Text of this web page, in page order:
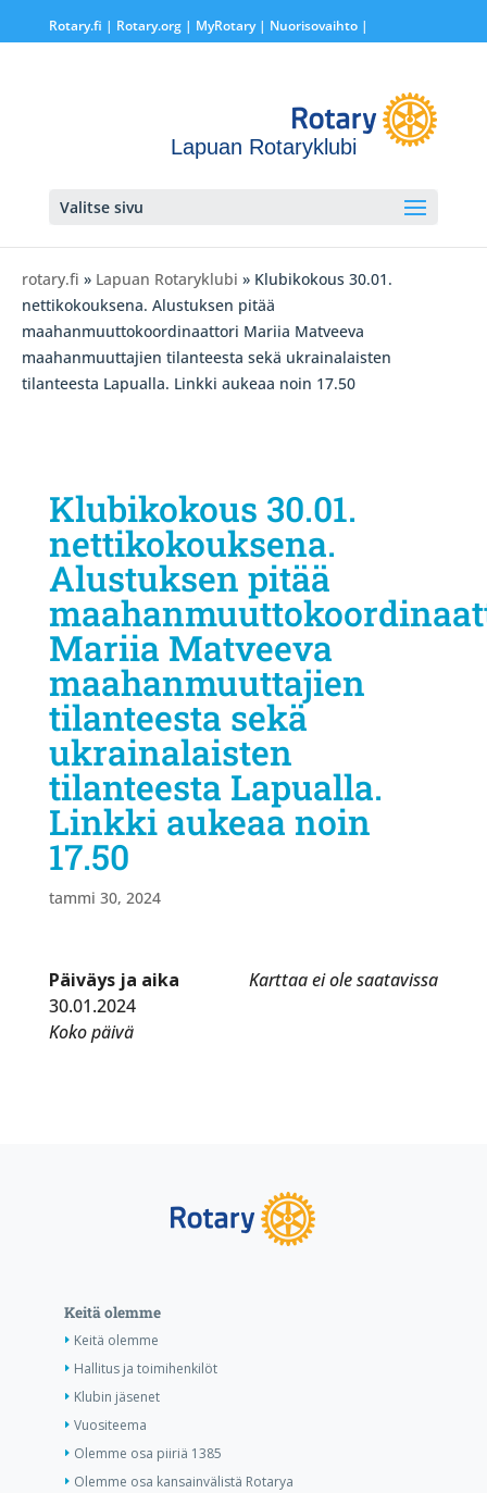
Rotary.fi | Rotary.org| MyRotary | Nuorisovaihto|
Lapuan Rotaryklubi
Valitse sivu
rotary.fi » Lapuan Rotaryklubi » Klubikokous 30.01.
nettikokouksena. Alustuksen pitää
maahanmuuttokoordinaattori Mariia Matveeva
maahanmuuttajien tilanteesta sekä ukrainalaisten
tilanteesta Lapualla. Linkki aukeaa noin 17.50
Klubikokous 30.01.
nettikokouksena.
Alustuksen pitää
Mariia Matveeva
maahanmuuttajien
tilanteesta sekä
ukrainalaisten
tilanteesta Lapualla.
Linkki aukeaa noin
17.50
tammi 30, 2024
Karttaa ei ole saatavissa
Päiväys ja aika
30.01.2024
Koko päivä
Keitä olemme
Keitä olemme
Hallitus ja toimihenkilöt
Klubin jäsenet
Vuositeema
Olemme osa piiriä 1385
Olemme osa kansainvälistä Rotarya